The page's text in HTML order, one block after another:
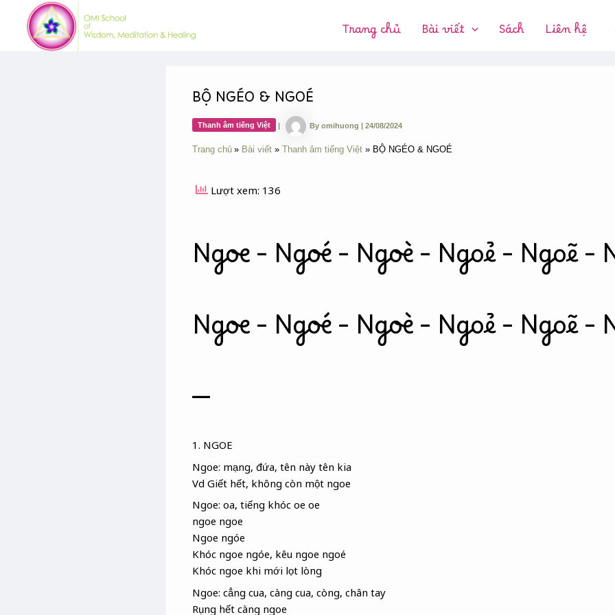
content
Trang chủ Bài viết Sách Liên hệ
BỘ NGÉO & NGOÉ
Thanh âm tiếng Việt | By omihuong | 24/08/2024
Trang chủ Bài viết Thanh âm tiếng Việt BỘ NGÉO & NGOÉ
Lượt xem: 136
Ngoe – Ngoé – Ngoè – Ngoẻ – Ngoẽ –
Ngoe – Ngoé – Ngoè – Ngoẻ – Ngoẽ –
—
1. NGOE
Ngoe: mạng, đứa, tên này tên kia
Vd Giết hết, không còn một ngoe
Ngoe: oa, tiếng khóc oe oe
ngoe ngoe
Ngoe ngóe
Khóc ngoe ngóe, kêu ngoe ngoé
Khóc ngoe khi mới lọt lòng
Ngoe: cẳng cua, càng cua, còng, chân tay
Rụng hết càng ngoe